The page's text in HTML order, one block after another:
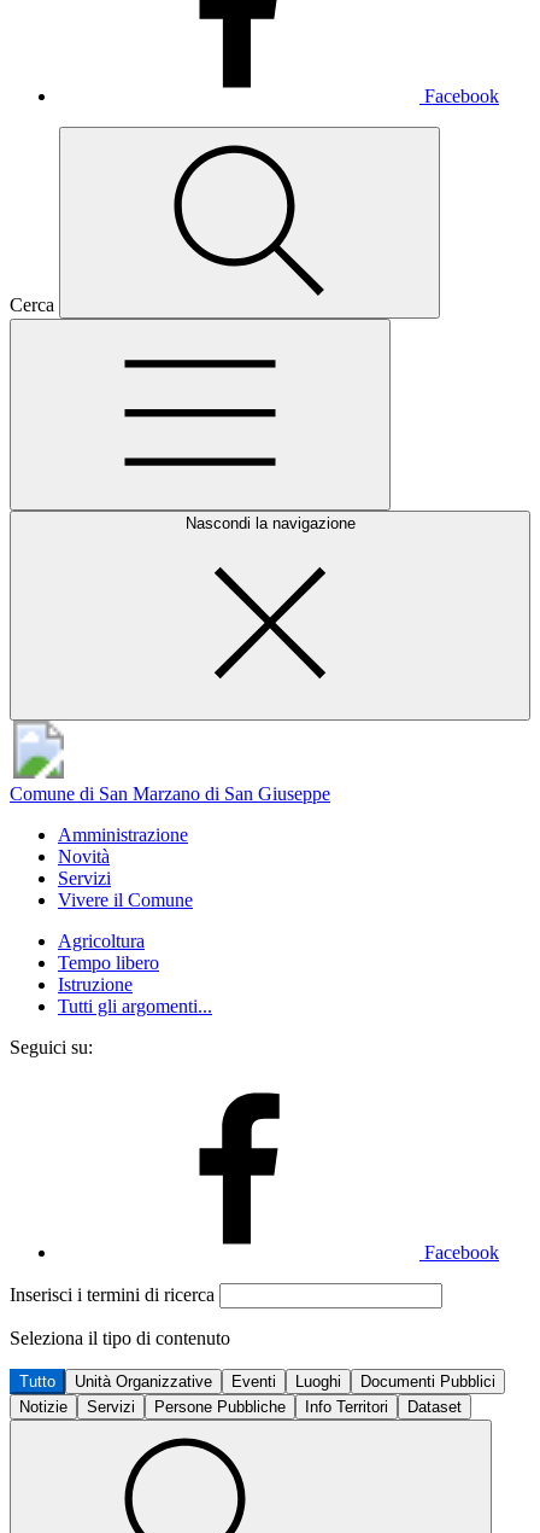
Facebook
Cerca
Nascondi la navigazione
Comune di San Marzano di San Giuseppe
Amministrazione
Novità
Servizi
Vivere il Comune
Agricoltura
Tempo libero
Istruzione
Tutti gli argomenti...
Seguici su:
Facebook
Inserisci i termini di ricerca
Seleziona il tipo di contenuto
Tutto Unità Organizzative Eventi Luoghi
Documenti Pubblici
Notizie
Servizi Persone Pubbliche Info Territori Dataset